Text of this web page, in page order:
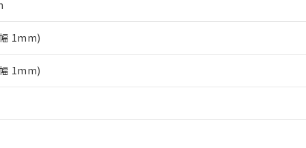
1mm)
1mm)